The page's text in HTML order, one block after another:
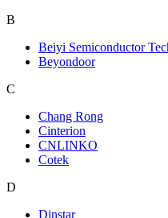
B
Beiyi Semiconductor
Beyondoor
C
Chang Rong
Cinterion
CNLINKO
Cotek
D
Dinstar